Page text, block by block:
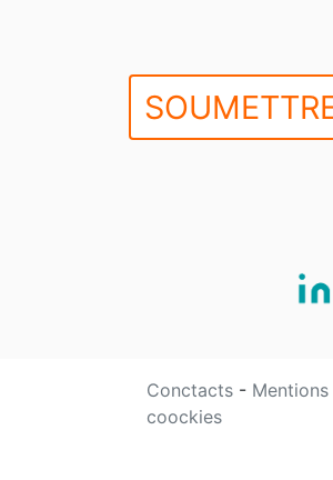
Conctacts -
coockies